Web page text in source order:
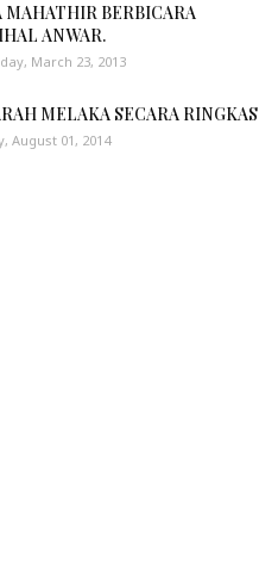
MAHATHIR BERBICARA
ANWAR.
March 23, 2013
MELAKA SECARA RINGKAS
August 01, 2014